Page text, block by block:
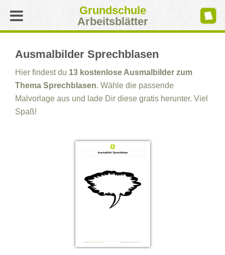
Grundschule
Arbeitsblätter
Ausmalbilder Sprechblasen
Hier findest du 13 kostenlose Ausmalbilder zum
Thema Sprechblasen. Wähle die passende
Malvorlage aus und lade Dir diese gratis herunter. Viel
Spaß!